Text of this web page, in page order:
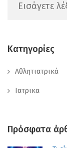
Kατηγορίες
Αθλητιατρικά
Ιατρικα
Πρόσφατα